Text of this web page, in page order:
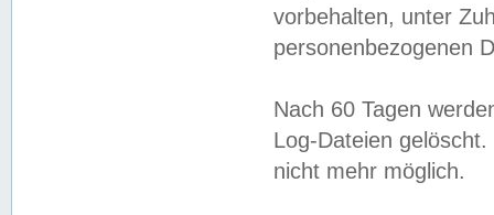
vorbehalten, unter
personenbezogenen
Nach 60 Tagen
Log-Dateien
nicht mehr möglich.